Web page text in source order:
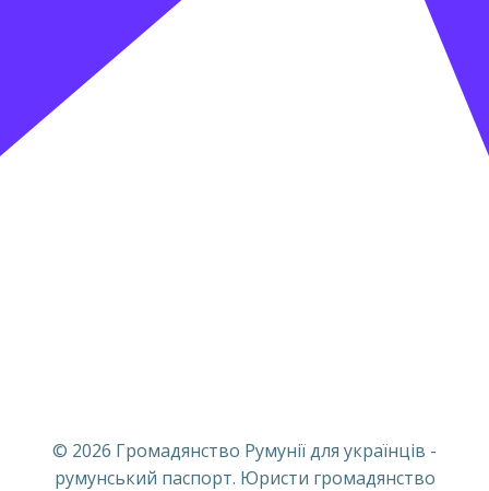
© 2026 Громадянство Румунії для українців -
румунський паспорт. Юристи громадянство